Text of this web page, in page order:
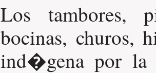
Los tambores,
bocinas, churos,
ind�gena por